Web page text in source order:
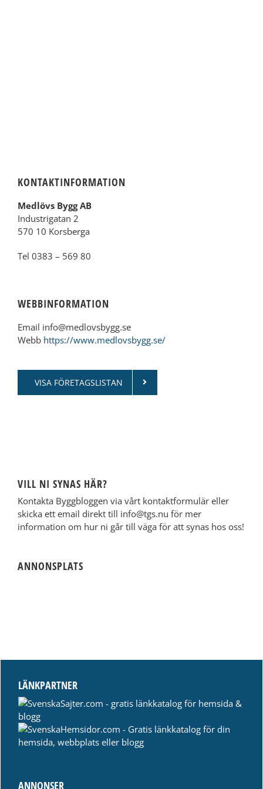
KONTAKTINFORMATION
Medlövs Bygg AB
Industrigatan 2
570 10 Korsberga
Tel 0383 – 569 80
WEBBINFORMATION
Email info@medlovsbygg.se
Webb https://www.medlovsbygg.se/
VISA FÖRETAGSLISTAN
VILL NI SYNAS HÄR?
Kontakta Byggbloggen via vårt kontaktformulär eller
skicka ett email direkt till info@tgs.nu för mer
information om hur ni går till väga för att synas hos oss!
ANNONSPLATS
LÄNKPARTNER
ANNONSER